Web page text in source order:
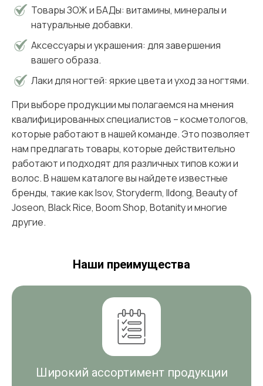
Товары ЗОЖ и БАДы: витамины, минералы и
натуральные добавки.
Аксессуары и украшения: для завершения
вашего образа.
Лаки для ногтей: яркие цвета и уход за ногтями.
При выборе продукции мы полагаемся на мнения
квалифицированных специалистов – косметологов,
которые работают в нашей команде. Это позволяет
нам предлагать товары, которые действительно
работают и подходят для различных типов кожи и
волос. В нашем каталоге вы найдете известные
бренды, такие как Isov, Storyderm, Ildong, Beauty of
Joseon, Black Rice, Boom Shop, Botanity и многие
другие.
Наши преимущества
Широкий ассортимент продукции